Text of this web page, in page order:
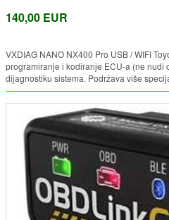
140,00 EUR
VXDIAG NANO NX400 Pro USB / WIFI
programiranje i kodiranje ECU-a (ne nudi
dijagnostiku sistema. Podržava više